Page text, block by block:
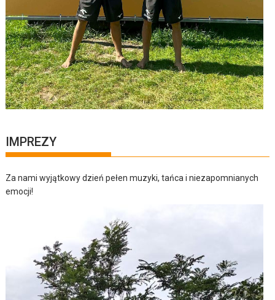
IMPREZY
Za nami wyjątkowy dzień pełen muzyki, tańca i niezapomnianych
emocji!